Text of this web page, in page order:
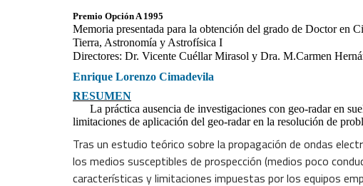
Premio Opción A 1995
Memoria presentada para la obtención del grado de Doctor en
Tierra, Astronomía y Astrofísica I
Directores: Dr. Vicente Cuéllar Mirasol y Dra. M.Carmen
Enrique Lorenzo Cimadevila
RESUMEN
La práctica ausencia de investigaciones con geo-radar en
limitaciones de aplicación del geo-radar en la resolución de
Tras un estudio teórico sobre la propagación de ondas
los medios susceptibles de prospección (medios poco
características y limitaciones impuestas por los equipos